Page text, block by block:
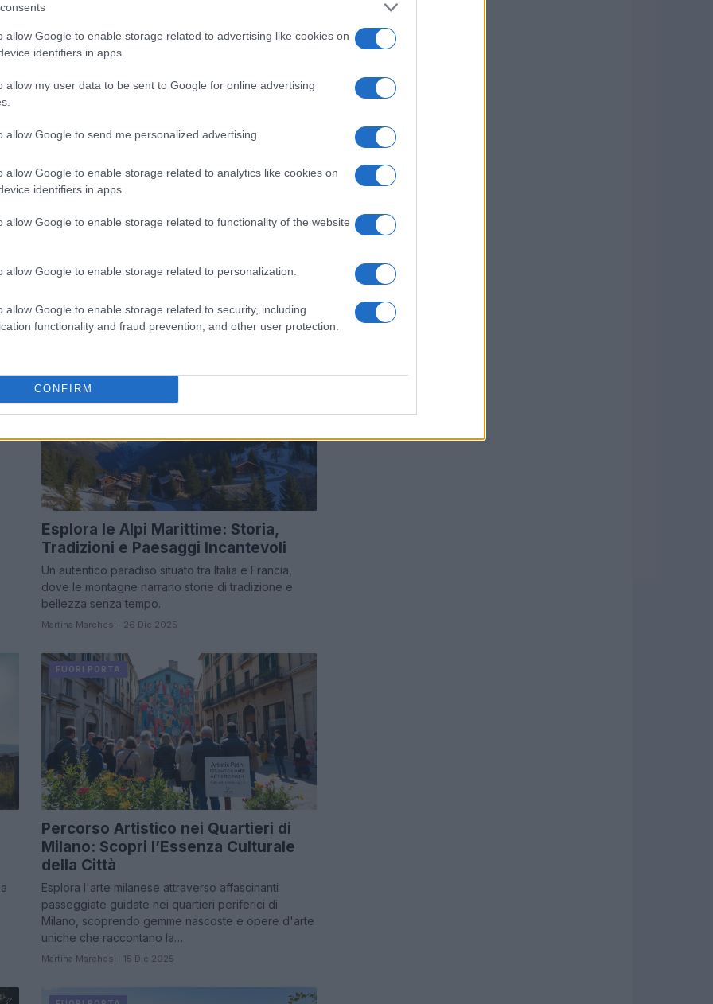
allow Google to enable storage related to advertising like cookies on
identifiers in apps.
allow my user data to be sent to Google for online advertising
allow Google to send me personalized advertising.
allow Google to enable storage related to analytics like cookies on
identifiers in apps.
allow Google to enable storage related to functionality of the website
allow Google to enable storage related to personalization.
allow Google to enable storage related to security, including
functionality and fraud prevention, and other user protection.
CONFIRM
Martina Marchesi · 30 Gen 2026
FUORI PORTA
startup nel 2026
quali sono le vere prospettive per il futuro?
Martina Marchesi · 13 Gen 2026
Esplora le Alpi Marittime: Storia,
Tradizioni e Paesaggi Incantevoli
Un autentico paradiso situato tra Italia e Francia,
dove le montagne narrano storie di tradizione e
bellezza senza tempo.
Martina Marchesi · 26 Dic 2025
FUORI PORTA
Percorso Artistico nei Quartieri di
Milano: Scopri l’Essenza Culturale
della Città
Esplora l'arte milanese attraverso affascinanti
passeggiate guidate nei quartieri periferici di
Milano, scoprendo gemme nascoste e opere d'arte
uniche che raccontano la…
Martina Marchesi · 15 Dic 2025